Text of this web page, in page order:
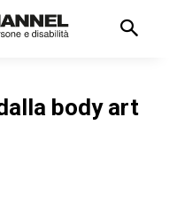
body art